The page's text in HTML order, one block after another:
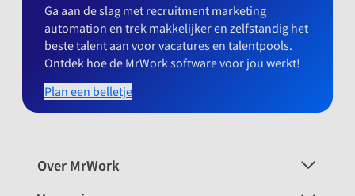
Ga aan de slag met recruitment marketing
automation en trek makkelijker en zelfstandig het
beste talent aan voor vacatures en talentpools.
Ontdek hoe de MrWork software voor jou werkt!
Plan een belletje
Over MrWork